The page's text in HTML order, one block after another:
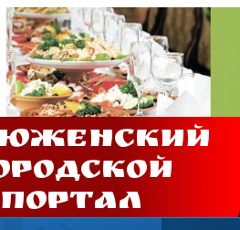
портал